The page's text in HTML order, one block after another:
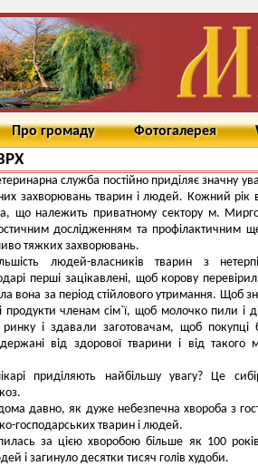
Про громаду Фотогалерея
служба постійно приділяє значну
захворювань тварин і людей. Кожний рік
що належить приватному сектору м.
дослідженням та профілактичним
тяжких захворювань.
людей-власників тварин з
перші зацікавлені, щоб корову
вона за період стійлового утримання. Щоб
членам сім`ї, щоб молочко пили і
і здавали заготовачам, щоб покупці
від здорової тварини і від такого
приділяють найбільшу увагу? Це
давно, як дуже небезпечна хвороба з
господарських тварин і людей.
за цією хворобою більше як 100
і загинуло десятки тисяч голів худоби.